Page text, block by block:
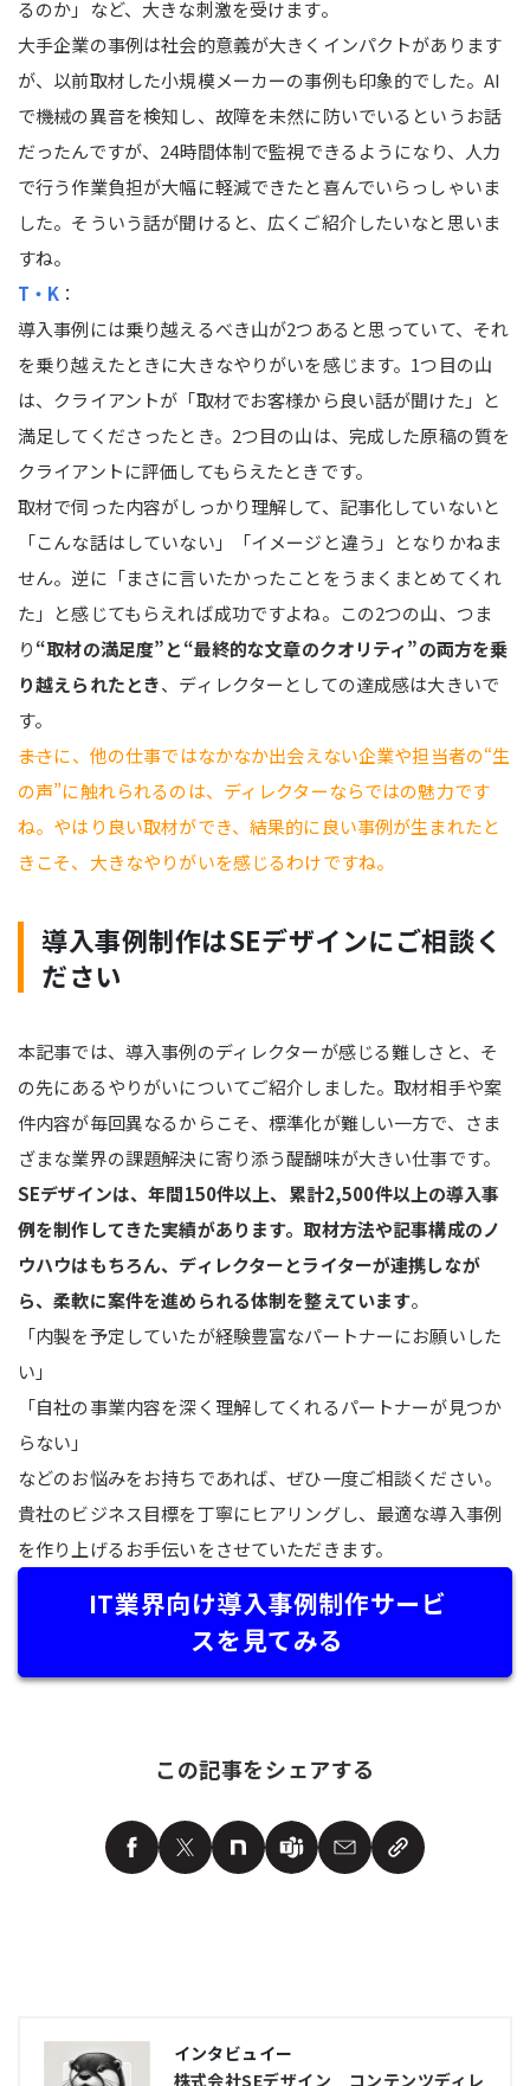
るのか」など、大きな刺激を受けます。
大手企業の事例は社会的意義が大きくインパクトがあります
が、以前取材した小規模メーカーの事例も印象的でした。AI
で機械の異音を検知し、故障を未然に防いでいるというお話
だったんですが、24時間体制で監視できるようになり、人力
で行う作業負担が大幅に軽減できたと喜んでいらっしゃいま
した。そういう話が聞けると、広くご紹介したいなと思いま
すね。
T・K ：
導入事例には乗り越えるべき山が2つあると思っていて、それ
を乗り越えたときに大きなやりがいを感じます。1つ目の山
は、クライアントが「取材でお客様から良い話が聞けた」と
満足してくださったとき。2つ目の山は、完成した原稿の質を
クライアントに評価してもらえたときです。
取材で伺った内容がしっかり理解して、記事化していないと
「こんな話はしていない」「イメージと違う」となりかねま
せん。逆に「まさに言いたかったことをうまくまとめてくれ
た」と感じてもらえれば成功ですよね。この2つの山、つま
り“取材の満足度”と“最終的な文章のクオリティ”の両方を乗
り越えられたとき、ディレクターとしての達成感は大きいで
す。
――まさに、他の仕事ではなかなか出会えない企業や担当者の“生
の声”に触れられるのは、ディレクターならではの魅力です
ね。やはり良い取材ができ、結果的に良い事例が生まれたと
きこそ、大きなやりがいを感じるわけですね。
導入事例制作はSEデザインにご相談く
ださい
本記事では、導入事例のディレクターが感じる難しさと、そ
の先にあるやりがいについてご紹介しました。取材相手や案
件内容が毎回異なるからこそ、標準化が難しい一方で、さま
ざまな業界の課題解決に寄り添う醍醐味が大きい仕事です。
SEデザインは、年間150件以上、累計2,500件以上の導入事
例を制作してきた実績があります。取材方法や記事構成のノ
ウハウはもちろん、ディレクターとライターが連携しなが
ら、柔軟に案件を進められる体制を整えています。
「内製を予定していたが経験豊富なパートナーにお願いした
い」
「自社の事業内容を深く理解してくれるパートナーが見つか
らない」
などのお悩みをお持ちであれば、ぜひ一度ご相談ください。
貴社のビジネス目標を丁寧にヒアリングし、最適な導入事例
を作り上げるお手伝いをさせていただきます。
IT業界向け導入事例制作サービ
スを見てみる
この記事をシェアする
インタビュイー
株式会社SEデザイン コンテンツディレ